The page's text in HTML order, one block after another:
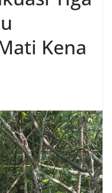
Kena